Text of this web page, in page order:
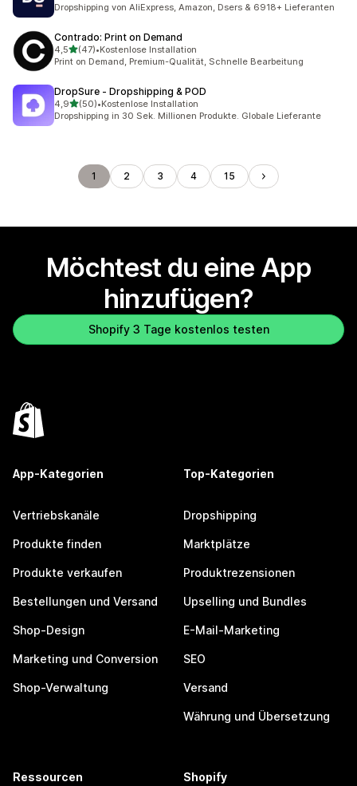
Dropshipping von AliExpress, Amazon, Dsers & 6918+ Lieferanten
Contrado: Print on Demand
4,5von 5 Sternen
(47)
47 Rezensionen insgesamt
•Kostenlose Installation
Print on Demand, Premium-Qualität, Schnelle Bearbeitung
DropSure ‑ Dropshipping & POD
4,9von 5 Sternen
(50)
50 Rezensionen insgesamt
•Kostenlose Installation
Dropshipping in 30 Sek. Millionen Produkte. Globale Lieferante
1 2 3 4 15
Möchtest du eine App
hinzufügen?
Shopify 3 Tage kostenlos testen
App-Kategorien
Vertriebskanäle
Produkte finden
Produkte verkaufen
Bestellungen und Versand
Shop-Design
Marketing und Conversion
Shop-Verwaltung
Top-Kategorien
Dropshipping
Marktplätze
Produktrezensionen
Upselling und Bundles
E-Mail-Marketing
SEO
Versand
Währung und Übersetzung
Ressourcen Shopify